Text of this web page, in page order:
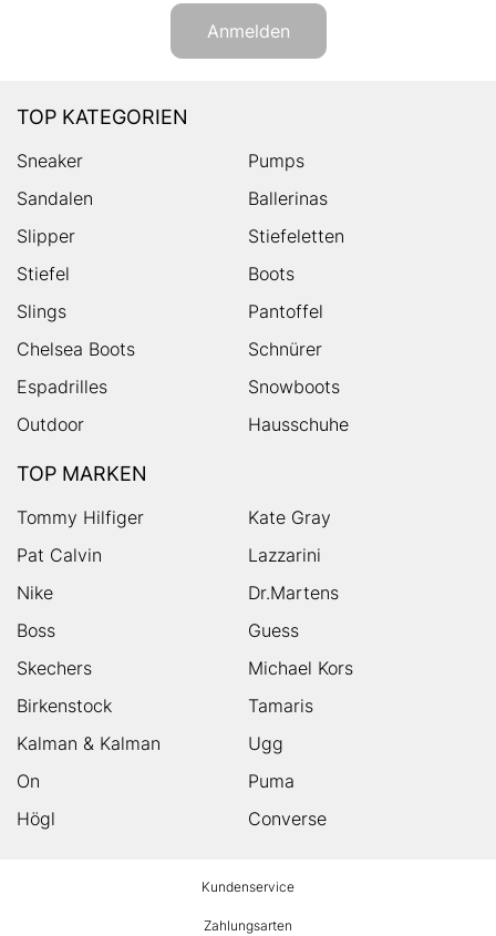
Anmelden
TOP KATEGORIEN
Sneaker
Pumps
Sandalen
Ballerinas
Slipper
Stiefeletten
Stiefel
Boots
Slings
Pantoffel
Chelsea Boots
Schnürer
Espadrilles
Snowboots
Outdoor
Hausschuhe
TOP MARKEN
Tommy Hilfiger
Kate Gray
Pat Calvin
Lazzarini
Nike
Dr.Martens
Boss
Guess
Skechers
Michael Kors
Birkenstock
Tamaris
Kalman & Kalman
Ugg
On
Puma
Högl
Converse
Kundenservice
Zahlungsarten